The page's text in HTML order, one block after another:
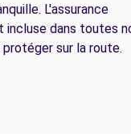
L'assurance
incluse dans toutes
sur la route.